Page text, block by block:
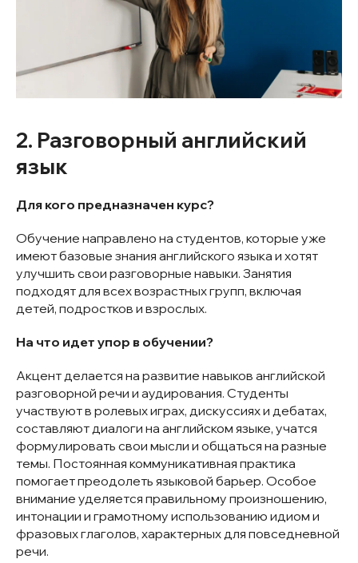
2. Разговорный английский
язык
Для кого предназначен курс?
Обучение направлено на студентов, которые уже
имеют базовые знания английского языка и хотят
улучшить свои разговорные навыки. Занятия
подходят для всех возрастных групп, включая
детей, подростков и взрослых.
На что идет упор в обучении?
Акцент делается на развитие навыков английской
разговорной речи и аудирования. Студенты
участвуют в ролевых играх, дискуссиях и дебатах,
составляют диалоги на английском языке, учатся
формулировать свои мысли и общаться на разные
темы. Постоянная коммуникативная практика
помогает преодолеть языковой барьер. Особое
внимание уделяется правильному произношению,
интонации и грамотному использованию идиом и
фразовых глаголов, характерных для повседневной
речи.